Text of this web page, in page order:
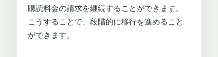
購読料金の請求を継続することができます。
こうすることで、段階的に移行を進めること
ができます。